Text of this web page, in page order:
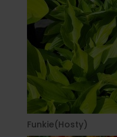
Funkie(Hosty)